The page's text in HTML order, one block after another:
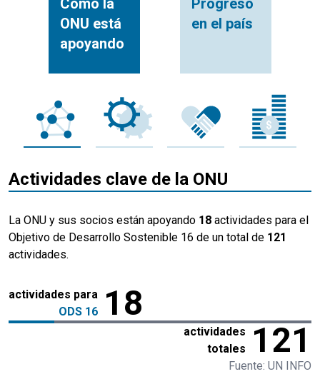
Cómo la
ONU está
apoyando
Progreso
en el país
Actividades clave de la ONU
La ONU y sus socios están apoyando 18 actividades para el
Objetivo de Desarrollo Sostenible 16 de un total de 121
actividades.
actividades para
ODS 16
18
actividades
totales
121
Fuente: UN INFO